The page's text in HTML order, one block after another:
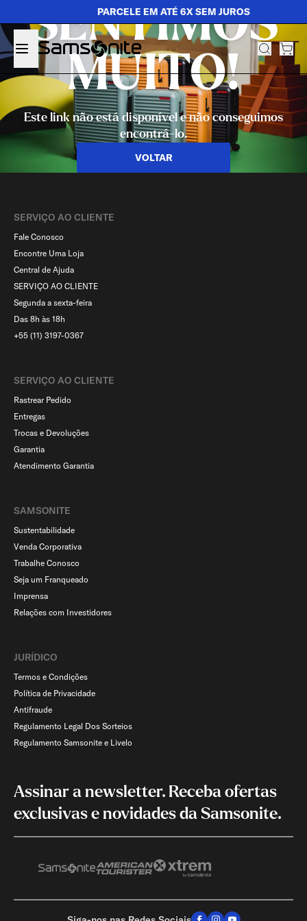
PARCELE EM ATÉ 6X SEM JUROS
SENTIMOS
MUITO!
Este link não está disponível e não conseguimos
encontrá-lo.
VOLTAR
SERVIÇO AO CLIENTE​
Fale Conosco
Encontre Uma Loja
Central de Ajuda
SERVIÇO AO CLIENTE
Segunda a sexta-feira
Das 8h às 18h
+55 (11) 3197-0367
SERVIÇO AO CLIENTE​
Rastrear Pedido
Entregas
Trocas e Devoluções
Garantia
Atendimento Garantia
SAMSONITE
Sustentabilidade
Venda Corporativa
Trabalhe Conosco
Seja um Franqueado
Imprensa
Relações com Investidores
JURÍDICO
Termos e Condições
Política de Privacidade
Antifraude
Regulamento Legal Dos Sorteios
Regulamento Samsonite e Livelo
Assinar a newsletter. Receba ofertas
exclusivas e novidades da Samsonite.